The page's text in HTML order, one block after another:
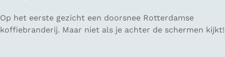
H
e
Op het eerste gezicht een doorsnee Rotterdamse
koffiebranderij. Maar niet als je achter de schermen kijkt!